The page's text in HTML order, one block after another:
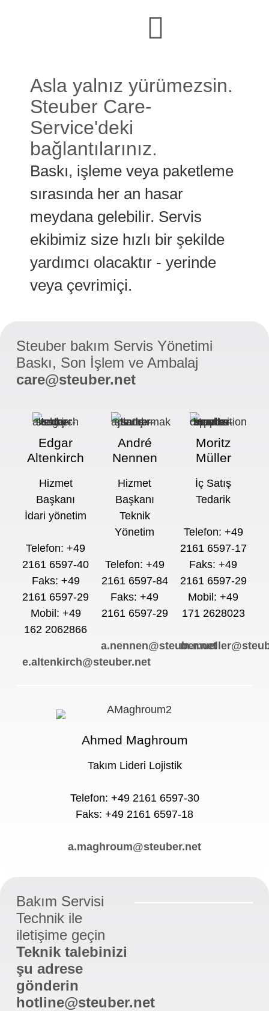
Asla yalnız yürümezsin.
Steuber Care-
Service'deki
bağlantılarınız.
Baskı, işleme veya paketleme
sırasında her an hasar
meydana gelebilir. Servis
ekibimiz size hızlı bir şekilde
yardımcı olacaktır - yerinde
veya çevrimiçi.
Steuber bakım Servis Yönetimi
Baskı, Son İşlem ve Ambalaj
care@steuber.net
Edgar
Altenkirch
Hizmet
Başkanı
İdari yönetim
Telefon: +49
2161 6597-40
Faks: +49
2161 6597-29
Mobil: +49
162 2062866
e.altenkirch@steuber.net
André
Nennen
Hizmet
Başkanı
Teknik
Yönetim
Telefon: +49
2161 6597-84
Faks: +49
2161 6597-29
a.nennen@steuber.net
Moritz
Müller
İç Satış
Tedarik
Telefon: +49
2161 6597-17
Faks: +49
2161 6597-29
Mobil: +49
171 2628023
Ahmed Maghroum
Takım Lideri Lojistik
Telefon: +49 2161 6597-30
Faks: +49 2161 6597-18
a.maghroum@steuber.net
Bakım Servisi
Technik ile
iletişime geçin
Teknik talebinizi
şu adrese
gönderin
hotline@steuber.net